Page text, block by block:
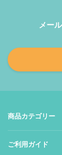
メー
商品カテゴリー
ご利用ガイド